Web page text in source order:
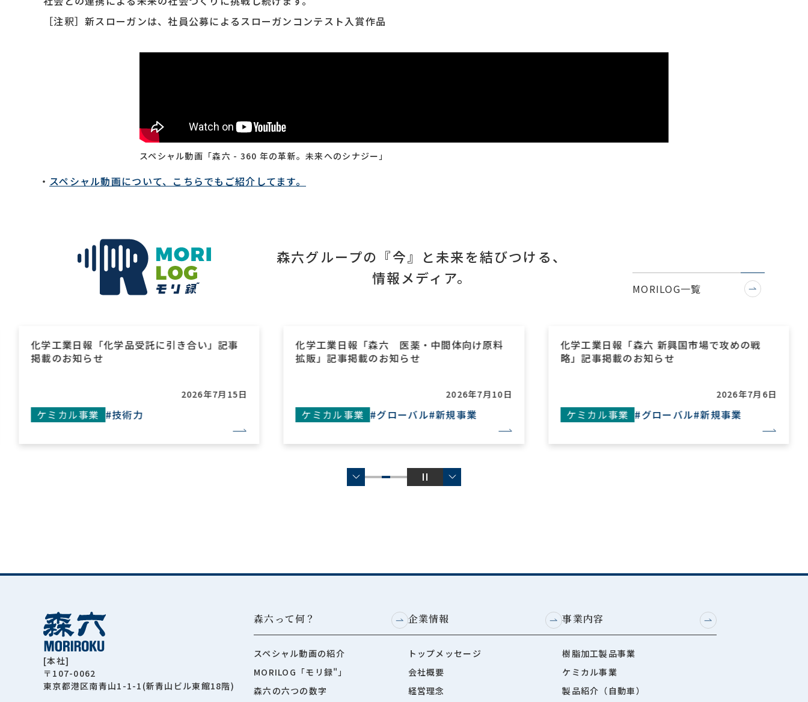
［注釈］新スローガンは、社員公募によるスローガンコンテスト入賞作品
スペシャル動画「森六 - 360 年の革新。未来へのシナジー」
スペシャル動画について、こちらでもご紹介してます。
森六グループの『今』と未来を結びつける、
情報メディア。
MORILOG一覧
化学工業日報「化学品受託に引き合い」記事
掲載のお知らせ
2026年7月15日
ケミカル事業 #技術力
化学工業日報「森六 医薬・中間体向け原料
拡販」記事掲載のお知らせ
2026年7月10日
ケミカル事業 #グローバル#新規事業
化学工業日報「森六 新興国市場で攻めの戦
略」記事掲載のお知らせ
2026年7月6日
ケミカル事業 #グローバル#新規事業
[本社]
〒107-0062
東京都港区南青山1-1-1(新青山ビル東館18階)
森六って何？
スペシャル動画の紹介
MORILOG「モリ録"」
森六の六つの数字
企業情報
トップメッセージ
会社概要
経営理念
事業内容
樹脂加工製品事業
ケミカル事業
製品紹介（自動車）